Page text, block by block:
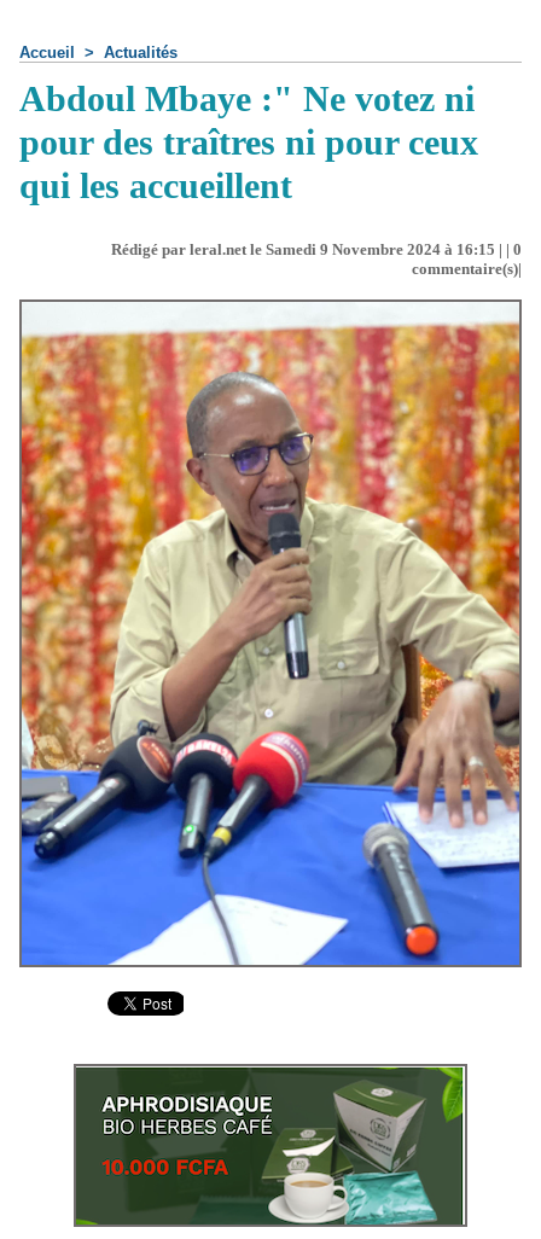
Accueil > Actualités
Abdoul Mbaye :" Ne votez ni
pour des traîtres ni pour ceux
qui les accueillent
Rédigé par leral.net le Samedi 9 Novembre 2024 à 16:15 | | 0
commentaire(s)|